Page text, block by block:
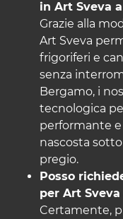
in Art Sveva
Grazie alla
Art Sveva
frigoriferi e
senza
Bergamo, i
tecnologica
performante
nascosta
pregio.
Posso
per Art
Certamente,